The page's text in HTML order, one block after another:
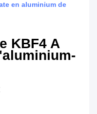
en aluminium de
KBF4 A